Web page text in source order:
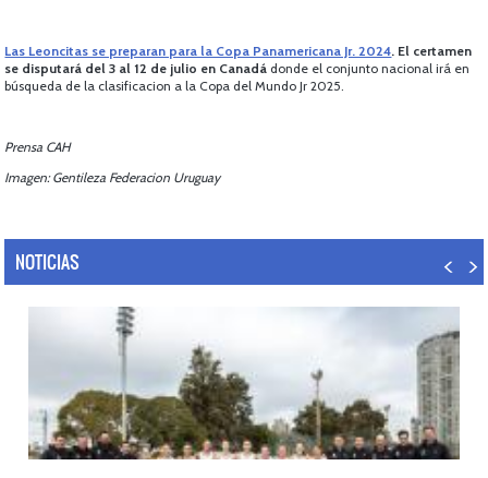
Las Leoncitas se preparan para la Copa Panamericana Jr. 2024. El certamen
se disputará del 3 al 12 de julio en Canadá donde el conjunto nacional irá en
búsqueda de la clasificacion a la Copa del Mundo Jr 2025.
Prensa CAH
Imagen: Gentileza Federacion Uruguay
NOTICIAS